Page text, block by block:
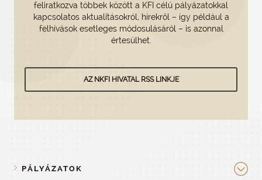
feliratkozva többek között a KFI célú pályázatokkal
kapcsolatos aktualitásokról, hírekről – így például a
felhívások esetleges módosulásáról – is azonnal
értesülhet.
AZ NKFI HIVATAL RSS LINKJE
PÁLYÁZATOK